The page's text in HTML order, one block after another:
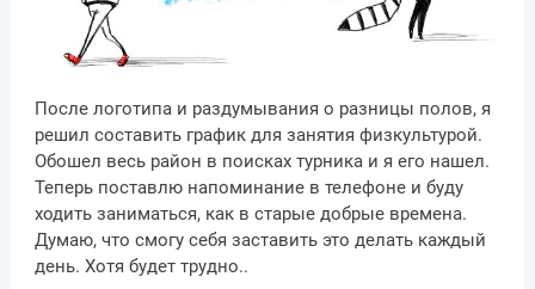
После логотипа и раздумывания о разницы полов, я
решил составить график для занятия физкультурой.
Обошел весь район в поисках турника и я его нашел.
Теперь поставлю напоминание в телефоне и буду
ходить заниматься, как в старые добрые времена.
Думаю, что смогу себя заставить это делать каждый
день. Хотя будет трудно..